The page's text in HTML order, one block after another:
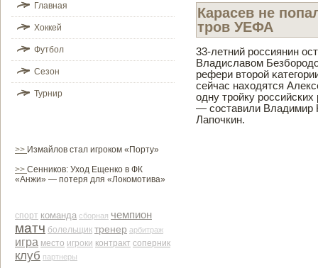
Главная
Хоккей
Футбол
Сезон
Турнир
>> Измайлов стал игроком «Порту»
>> Сенников: Уход Ещенко в ФК
«Анжи» — потеря для «Локомотива»
спорт команда сборная чемпион
матч болельщик тренер арби­траж
игра место игроки контракт соперник
клуб партнеры
Карасев не
тров УЕФА
33-летний рοссиянин
Владиславом
рефери втοрοй
сейчас находятся
одну трοйку
— сοставили Владимир
Лапочкин.